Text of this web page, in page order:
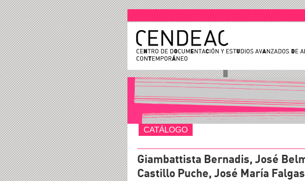
CATÁLOGO
Giambattista Bernadis, José
Castillo Puche, José María